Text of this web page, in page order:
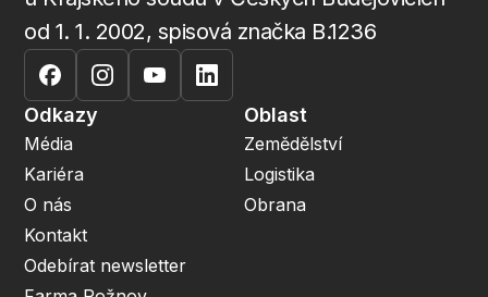
od 1. 1. 2002, spisová značka B.1236
Odkazy
Média
Kariéra
O nás
Kontakt
Odebírat newsletter
Oblast
Zemědělství
Logistika
Obrana